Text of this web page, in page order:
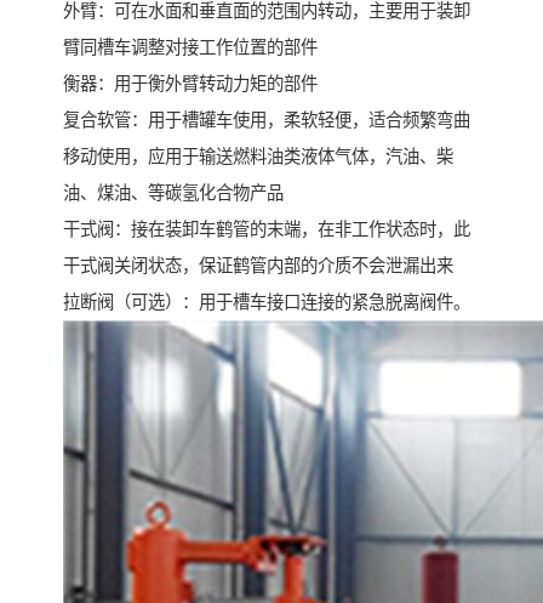
外臂：可在水面和垂直面的范围内转动，主要用于装卸
臂同槽车调整对接工作位置的部件
衡器：用于衡外臂转动力矩的部件
复合软管：用于槽罐车使用，柔软轻便，适合频繁弯曲
移动使用，应用于输送燃料油类液体气体，汽油、柴
油、煤油、等碳氢化合物产品
干式阀：接在装卸车鹤管的末端，在非工作状态时，此
干式阀关闭状态，保证鹤管内部的介质不会泄漏出来
拉断阀（可选）：用于槽车接口连接的紧急脱离阀件。